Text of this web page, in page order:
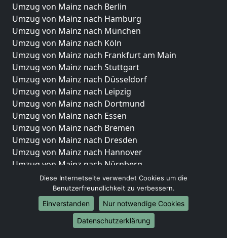
Umzug von Mainz nach Berlin
Umzug von Mainz nach Hamburg
Umzug von Mainz nach München
Umzug von Mainz nach Köln
Umzug von Mainz nach Frankfurt am Main
Umzug von Mainz nach Stuttgart
Umzug von Mainz nach Düsseldorf
Umzug von Mainz nach Leipzig
Umzug von Mainz nach Dortmund
Umzug von Mainz nach Essen
Umzug von Mainz nach Bremen
Umzug von Mainz nach Dresden
Umzug von Mainz nach Hannover
Umzug von Mainz nach Nürnberg
Umzug von Mainz nach Duisburg
Umzug von Mainz nach Bochum
Umzug von Mainz nach Wuppertal
Umzug von Mainz nach Bielefeld
Umzug von Mainz nach Bonn
Diese Internetseite verwendet Cookies um die
Benutzerfreundlichkeit zu verbessern.
Einverstanden
Nur notwendige Cookies
Datenschutzerklärung